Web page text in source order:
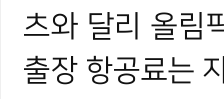
츠와 달리 올림
출장 항공료는